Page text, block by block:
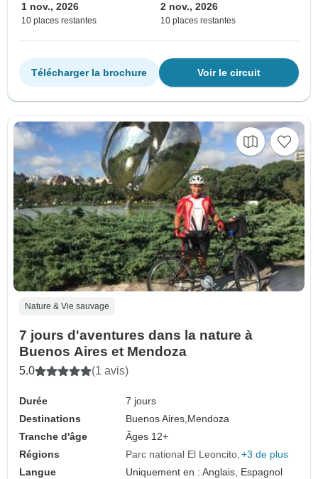
1 nov., 2026
10 places restantes
2 nov., 2026
10 places restantes
Voir le circuit
Télécharger la brochure
Nature & Vie sauvage
7 jours d'aventures dans la nature à
Buenos Aires et Mendoza
5.0 (1 avis)
Durée
7 jours
Destinations
Buenos Aires,Mendoza
Tranche d'âge
Âges 12+
Régions
Parc national El Leoncito +3 de plus
Langue
Uniquement en : Anglais, Espagnol